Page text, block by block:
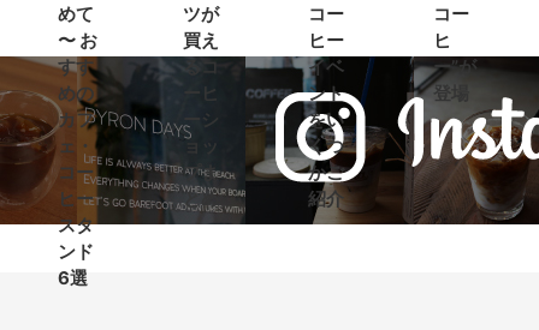
めて
〜 お
すす
めの
カフ
ェ・
コー
ヒー
スタ
ンド
6選
ツが
買え
るコ
ーヒ
ーシ
ョッ
プま
とめ
コー
ヒー
イベ
ント
をい
くつ
かご
紹介
コー
ヒ
ー”が
登場